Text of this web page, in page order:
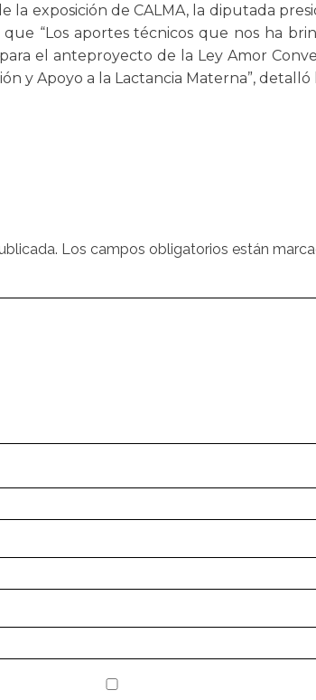
la exposición de CALMA, la diputada
que “Los aportes técnicos que nos ha
el anteproyecto de la Ley Amor
y Apoyo a la Lactancia Materna”, detalló
Los campos obligatorios están